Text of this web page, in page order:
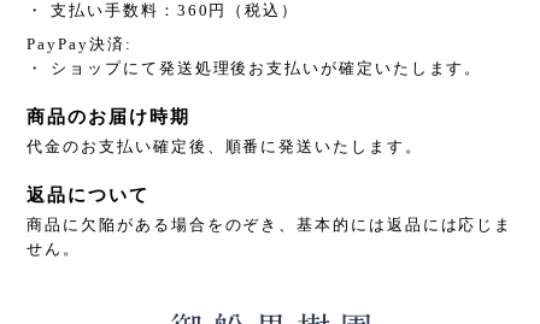
・ 支払い手数料：360円（税込）
PayPay決済:
・ ショップにて発送処理後お支払いが確定いたします。
商品のお届け時期
代金のお支払い確定後、順番に発送いたします。
返品について
商品に欠陥がある場合をのぞき、基本的には返品には応じま
せん。